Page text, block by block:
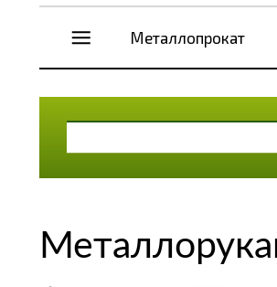
Металлопрокат